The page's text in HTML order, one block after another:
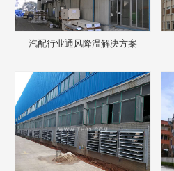
汽配行业通风降温解决方案